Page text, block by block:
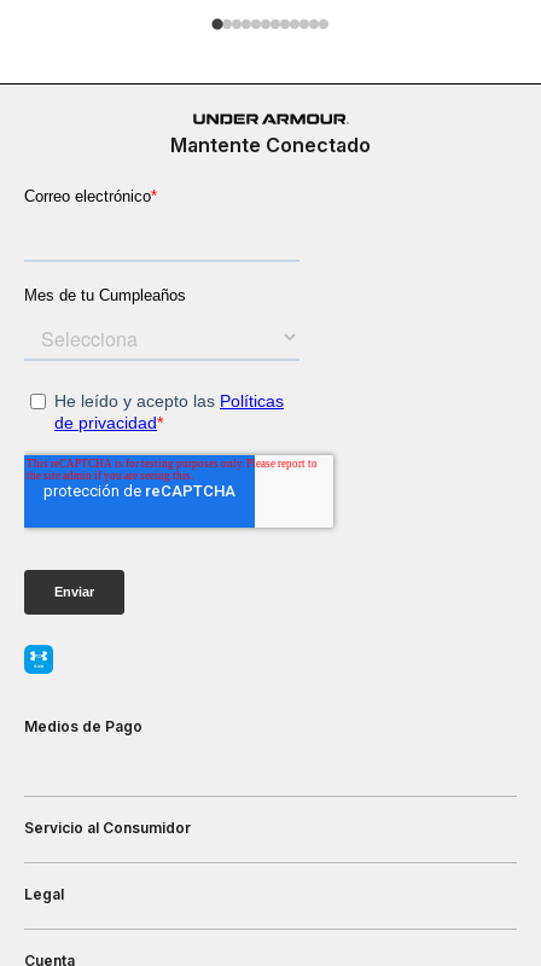
Mantente Conectado
Medios de Pago
Servicio al Consumidor
Legal
Cuenta